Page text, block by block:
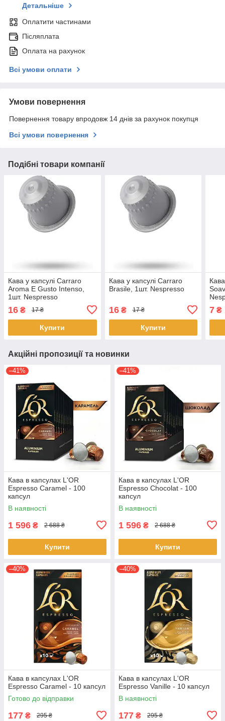
Детальніше
Оплатити частинами
Післяплата
Оплата на рахунок
Всі умови оплати
Умови повернення
Повернення товару впродовж 14 днів за рахунок покупця
Всі умови повернення
Подібні товари компанії
Кава у капсулі Carraro
Aroma E Gusto Intenso,
1шт. Nespresso
16 ₴ 17 ₴
Купити
Кава у капсулі Carraro
Brasile, 1шт. Nespresso
16₴ 17 ₴
Купити
7 ₴
Акційні пропозиції та новинки
–41%
Кава в капсулах L'OR
Espresso Caramel - 100
капсул
В наявності
1 596 ₴ 2 688 ₴
Купити
–41%
Кава в капсулах L'OR
Espresso Chocolat - 100
капсул
В наявності
1 596 ₴ 2 688 ₴
Купити
–40%
Кава в капсулах L'OR
Espresso Caramel - 10 капсул
Готово до відправки
177 ₴ 295 ₴
–40%
Кава в капсулах L'OR
Espresso Vanille - 10 капсул
В наявності
177 ₴ 295 ₴